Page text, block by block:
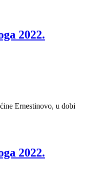
2022.
Ernestinovo, u dobi
2022.